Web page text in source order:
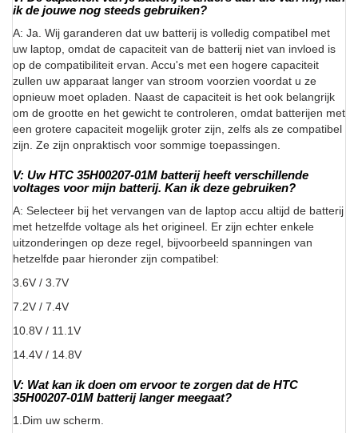
ik de jouwe nog steeds gebruiken?
A: Ja. Wij garanderen dat uw batterij is volledig compatibel met
uw laptop, omdat de capaciteit van de batterij niet van invloed is
op de compatibiliteit ervan. Accu's met een hogere capaciteit
zullen uw apparaat langer van stroom voorzien voordat u ze
opnieuw moet opladen. Naast de capaciteit is het ook belangrijk
om de grootte en het gewicht te controleren, omdat batterijen met
een grotere capaciteit mogelijk groter zijn, zelfs als ze compatibel
zijn. Ze zijn onpraktisch voor sommige toepassingen.
V: Uw HTC 35H00207-01M batterij heeft verschillende
voltages voor mijn batterij. Kan ik deze gebruiken?
A: Selecteer bij het vervangen van de laptop accu altijd de batterij
met hetzelfde voltage als het origineel. Er zijn echter enkele
uitzonderingen op deze regel, bijvoorbeeld spanningen van
hetzelfde paar hieronder zijn compatibel:
3.6V / 3.7V
7.2V / 7.4V
10.8V / 11.1V
14.4V / 14.8V
V: Wat kan ik doen om ervoor te zorgen dat de HTC
35H00207-01M batterij langer meegaat?
1.Dim uw scherm.